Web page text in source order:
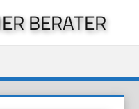
BERATER